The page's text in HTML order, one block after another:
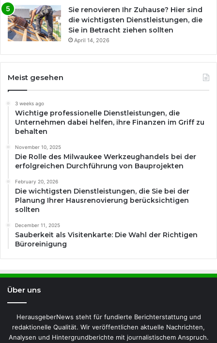
Sie renovieren Ihr Zuhause? Hier sind
die wichtigsten Dienstleistungen, die
Sie in Betracht ziehen sollten
April 14, 2026
Meist gesehen
3 weeks ago
Wichtige professionelle Dienstleistungen, die
Unternehmen dabei helfen, ihre Finanzen im Griff zu
behalten
November 10, 2025
Die Rolle des Milwaukee Werkzeughandels bei der
erfolgreichen Durchführung von Bauprojekten
February 20, 2026
Die wichtigsten Dienstleistungen, die Sie bei der
Planung Ihrer Hausrenovierung berücksichtigen
sollten
December 11, 2025
Sauberkeit als Visitenkarte: Die Wahl der Richtigen
Büroreinigung
Über uns
HerausgeberNews steht für fundierte Berichterstattung und
redaktionelle Qualität. Wir veröffentlichen aktuelle Nachrichten,
Analysen und Hintergrundberichte mit journalistischem Anspruch.